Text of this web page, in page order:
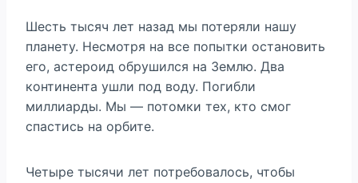
Шесть тысяч лет назад мы потеряли нашу
планету. Несмотря на все попытки остановить
его, астероид обрушился на Землю. Два
континента ушли под воду. Погибли
миллиарды. Мы — потомки тех, кто смог
спастись на орбите.
Четыре тысячи лет потребовалось, чтобы